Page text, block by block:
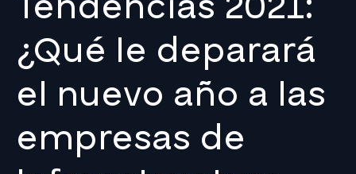
¿Qué le deparará
el nuevo año a las
empresas de